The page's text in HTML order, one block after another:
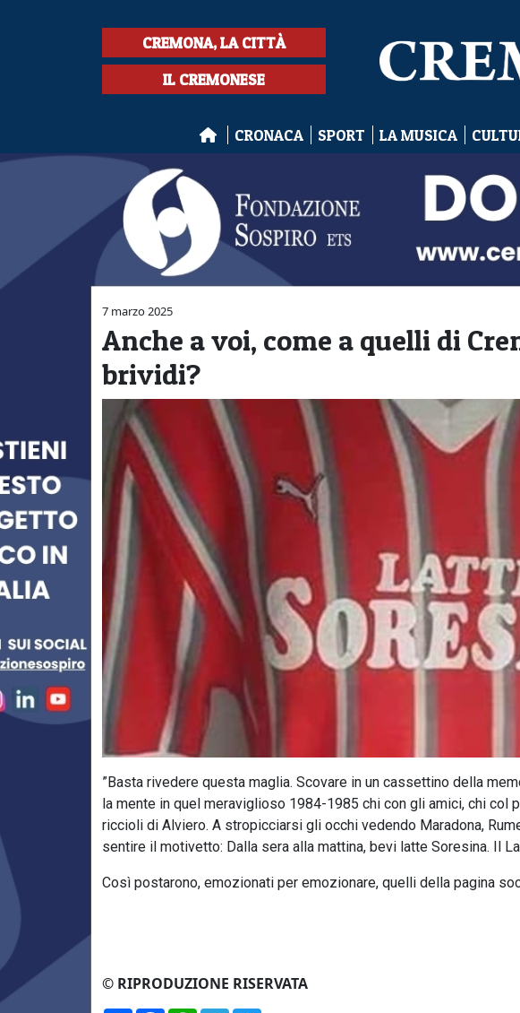
CREMONA, LA CITTÀ
IL CREMONESE
CRONACA SPORT LA MUSICA
7 marzo 2025
Anche a voi, come a quelli di
brividi?
”Basta rivedere questa maglia. Scovare in un cassettino della
la mente in quel meraviglioso 1984-1985 chi con gli amici, chi col
riccioli di Alviero. A stropicciarsi gli occhi vedendo Maradona,
sentire il motivetto: Dalla sera alla mattina, bevi latte Soresina. Il
Così postarono, emozionati per emozionare, quelli della pagina
© RIPRODUZIONE RISERVATA